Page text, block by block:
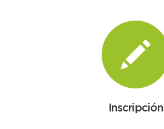
Inscripción